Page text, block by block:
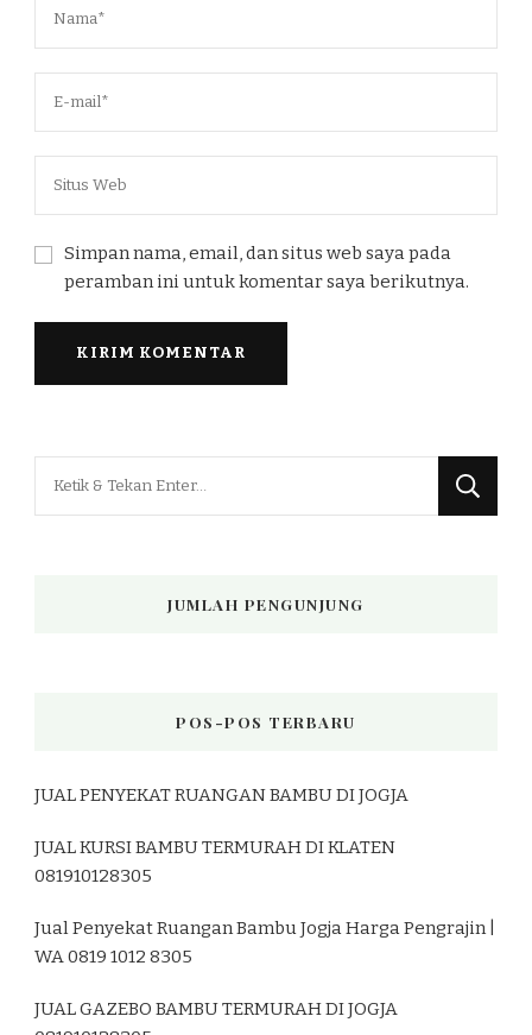
Simpan nama, email, dan situs web saya pada
peramban ini untuk komentar saya berikutnya.
Mencari
JUMLAH PENGUNJUNG
POS-POS TERBARU
JUAL PENYEKAT RUANGAN BAMBU DI JOGJA
JUAL KURSI BAMBU TERMURAH DI KLATEN
081910128305
Jual Penyekat Ruangan Bambu Jogja Harga Pengrajin |
WA 0819 1012 8305
JUAL GAZEBO BAMBU TERMURAH DI JOGJA